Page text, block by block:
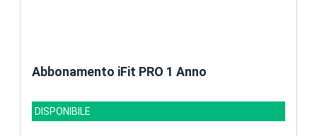
Abbonamento iFit PRO 1 Anno
DISPONIBILE